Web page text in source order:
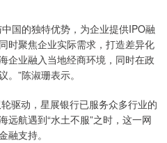
国的独特优势，为企业提供IPO融
时聚焦企业实际需求，打造差异化
企业融入当地经商环境，同时在政
”陈淑珊表示。
驱动，星展银行已服务众多行业的
远航遇到“水土不服”之时，这一网
融支持。